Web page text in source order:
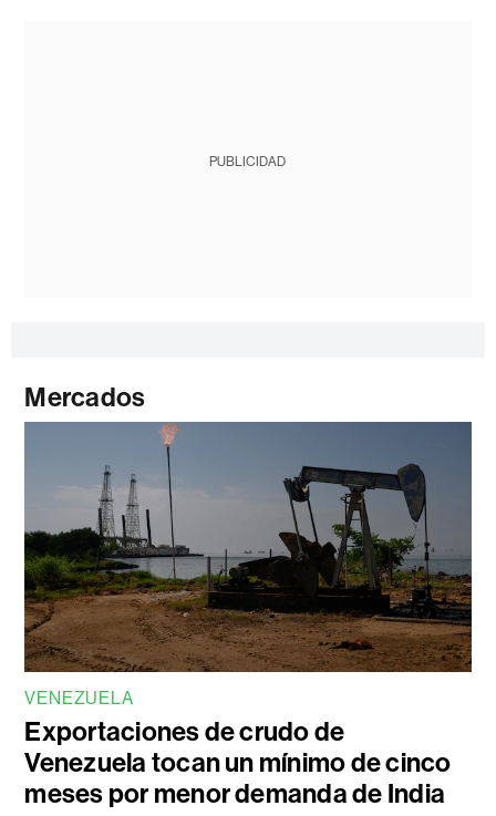
PUBLICIDAD
Mercados
VENEZUELA
Exportaciones de crudo de
Venezuela tocan un mínimo de cinco
meses por menor demanda de India